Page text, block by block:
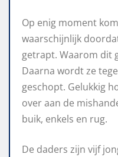
Op enig moment
waarschijnlijk
getrapt. Waarom dit
Daarna wordt ze
geschopt. Gelukkig
over aan de
buik, enkels en rug.
De daders zijn vijf